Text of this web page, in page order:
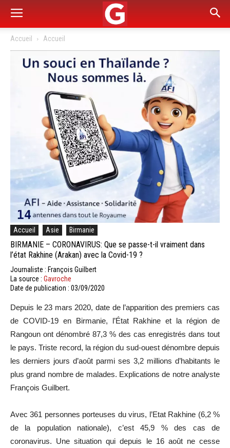
Accueil Accueil
Accueil Asie Birmanie
BIRMANIE – CORONAVIRUS: Que se passe-t-il vraiment dans
l’état Rakhine (Arakan) avec la Covid-19 ?
Journaliste : François Guilbert
La source : Gavroche
Date de publication : 03/09/2020
Depuis le 23 mars 2020, date de l’apparition des premiers cas
de COVID-19 en Birmanie, l’État Rakhine et la région de
Rangoun ont dénombré 87,3 % des cas enregistrés dans tout
le pays. Triste record, la région du sud-ouest dénombre depuis
les derniers jours d’août parmi ses 3,2 millions d’habitants le
plus grand nombre de malades. Explications de notre analyste
François Guilbert.
Avec 361 personnes porteuses du virus, l’Etat Rakhine (6,2 %
de la population nationale), c’est 45,9 % des cas de
coronavirus. Une situation qui depuis le 16 août ne cesse